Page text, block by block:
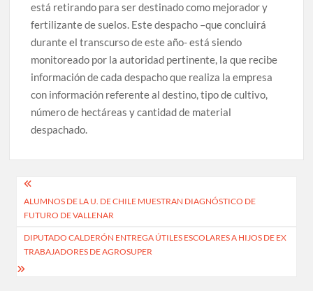
está retirando para ser destinado como mejorador y
fertilizante de suelos. Este despacho –que concluirá
durante el transcurso de este año- está siendo
monitoreado por la autoridad pertinente, la que recibe
información de cada despacho que realiza la empresa
con información referente al destino, tipo de cultivo,
número de hectáreas y cantidad de material
despachado.
Navegación
de
entradas
ALUMNOS DE LA U. DE CHILE MUESTRAN DIAGNÓSTICO DE
FUTURO DE VALLENAR
DIPUTADO CALDERÓN ENTREGA ÚTILES ESCOLARES A HIJOS DE EX
TRABAJADORES DE AGROSUPER